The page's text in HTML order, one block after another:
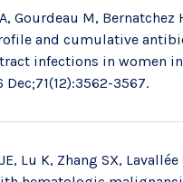
Gourdeau M, Bernatchez
and cumulative
infections in women
3567.
Lu K, Zhang SX,